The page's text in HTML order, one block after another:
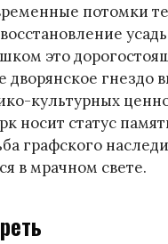
потомки
это
дворянское гнездо
культурных
носит статус
графского
в мрачном свете.